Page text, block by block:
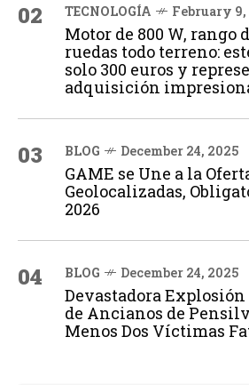
02 TECNOLOGÍA February 9,
Motor de 800 W, rango
ruedas todo terreno:
solo 300 euros y
adquisición
03 BLOG December 24, 2025
GAME se Une a la
Geolocalizadas,
2026
04 BLOG December 24, 2025
Devastadora
de Ancianos de
Menos Dos Víctimas